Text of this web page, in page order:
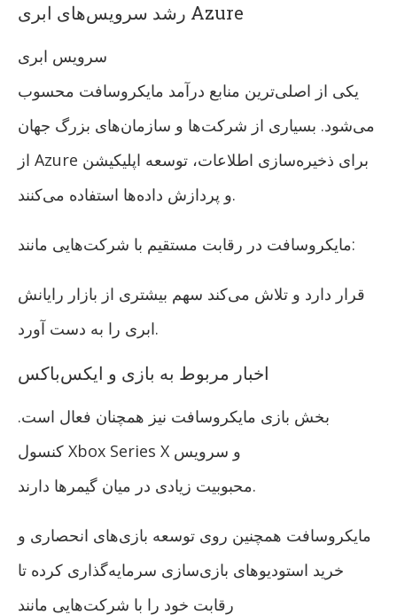
رشد سرویس‌های ابری Azure
سرویس ابری
یکی از اصلی‌ترین منابع درآمد مایکروسافت محسوب
می‌شود. بسیاری از شرکت‌ها و سازمان‌های بزرگ جهان
از Azure برای ذخیره‌سازی اطلاعات، توسعه اپلیکیشن
و پردازش داده‌ها استفاده می‌کنند.
مایکروسافت در رقابت مستقیم با شرکت‌هایی مانند:
قرار دارد و تلاش می‌کند سهم بیشتری از بازار رایانش
ابری را به دست آورد.
اخبار مربوط به بازی و ایکس‌باکس
بخش بازی مایکروسافت نیز همچنان فعال است.
کنسول Xbox Series X و سرویس
محبوبیت زیادی در میان گیمرها دارند.
مایکروسافت همچنین روی توسعه بازی‌های انحصاری و
خرید استودیوهای بازی‌سازی سرمایه‌گذاری کرده تا
رقابت خود را با شرکت‌هایی مانند